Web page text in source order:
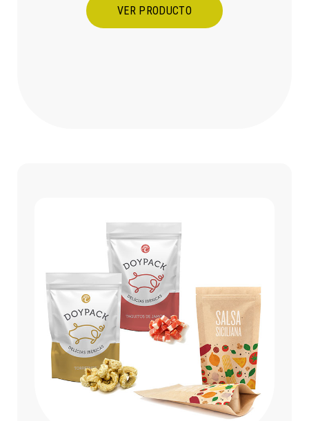
VER PRODUCTO